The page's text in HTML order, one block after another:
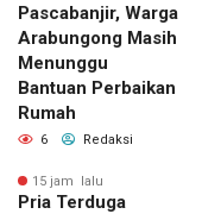
Pascabanjir, Warga
Arabungong Masih
Menunggu
Bantuan Perbaikan
Rumah
6 Redaksi
15 jam lalu
Pria Terduga